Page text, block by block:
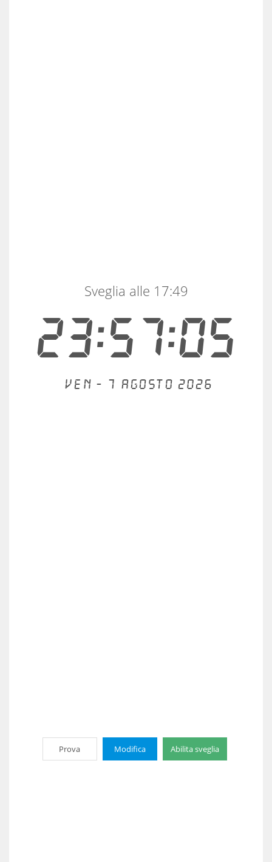
23:57:05
Sveglia alle 17:49
Ven - 7 agosto 2026
Prova Modifica Abilita sveglia